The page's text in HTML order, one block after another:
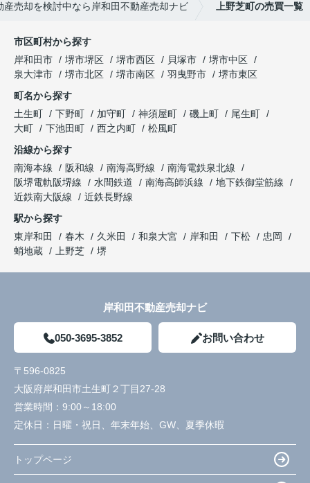
産売却を検討中なら岸和田不動産売却ナビ 上野芝町の売買一覧
市区町村から探す
岸和田市
堺市堺区 堺市西区 貝塚市
堺市中区
泉大津市
堺市北区 堺市南区 羽曳野市
堺市東区
町名から探す
土生町
下野町 加守町 神須屋町 磯上町
尾生町
大町
下池田町 西之内町
松風町
沿線から探す
南海本線
阪和線 南海高野線
南海電鉄泉北線
阪堺電軌阪堺線
水間鉄道 南海高師浜線
地下鉄御堂筋線
近鉄南大阪線
近鉄長野線
駅から探す
東岸和田
春木 久米田 和泉大宮 岸和田 下松
忠岡
蛸地蔵
上野芝 堺
岸和田不動産売却ナビ
050-3695-3852 お問い合わせ
〒596-0825
大阪府岸和田市土生町２丁目27-28
営業時間： 9:00～18:00
定休日： 日曜・祝日、年末年始、GW、夏季休暇
トップページ